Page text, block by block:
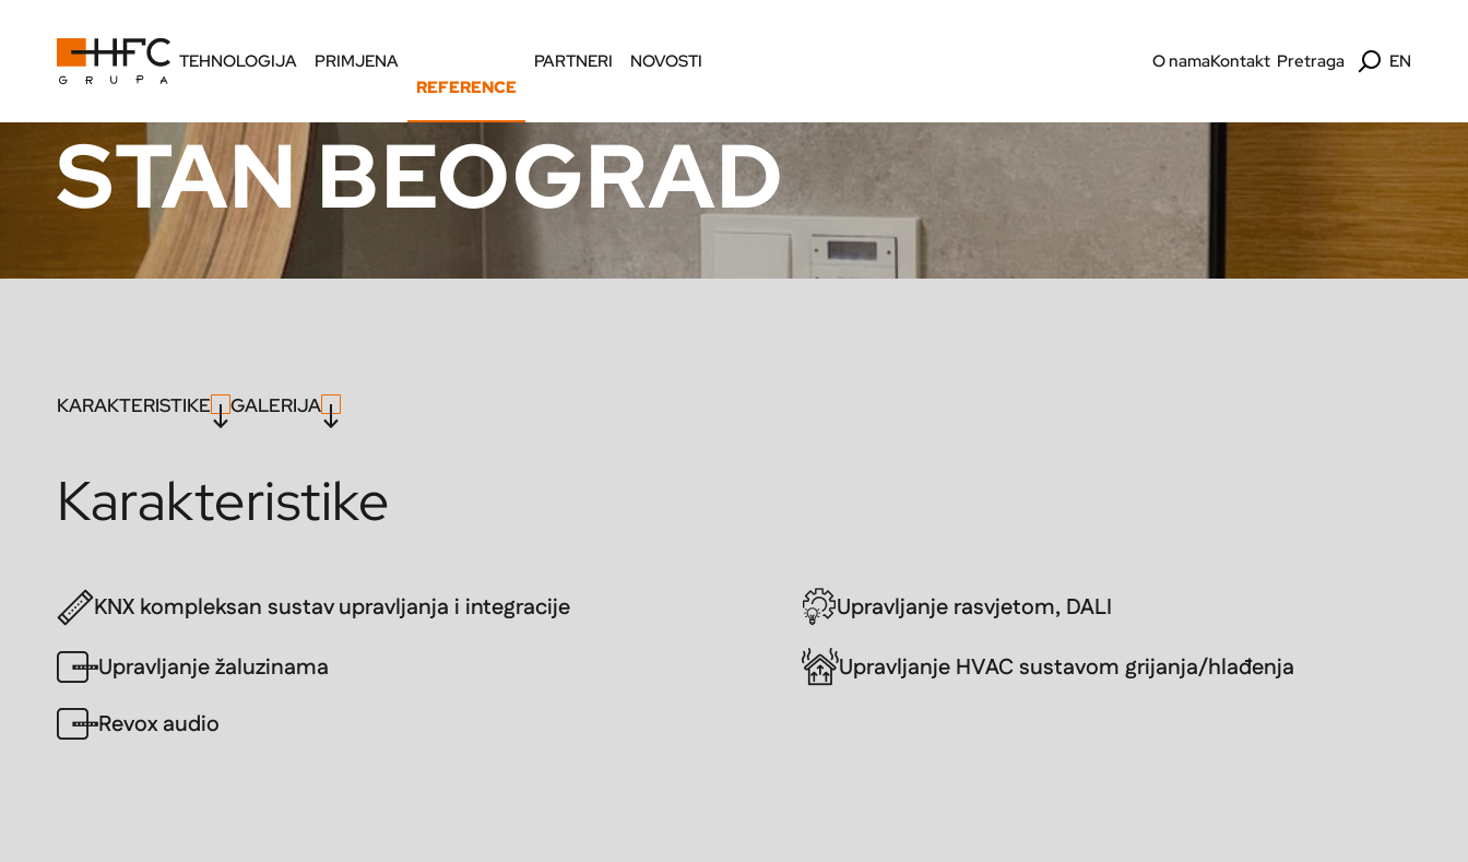
TEHNOLOGIJA
PRIMJENA
REFERENCE
PARTNERI NOVOSTI O namaKontakt Pretraga EN
STAN BEOGRAD
KARAKTERISTIKE GALERIJA
Karakteristike
KNX kompleksan sustav upravljanja i integracije
Upravljanje rasvjetom, DALI
Upravljanje žaluzinama
Upravljanje HVAC sustavom grijanja/hlađenja
Revox audio